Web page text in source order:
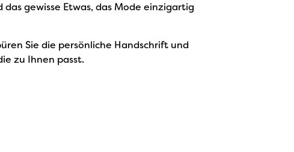
gewisse Etwas, das Mode einzigartig
Sie die persönliche Handschrift und
zu Ihnen passt.